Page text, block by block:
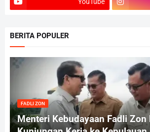
BERITA POPULER
FADLI ZON
Menteri Kebudayaan Fadli Zon